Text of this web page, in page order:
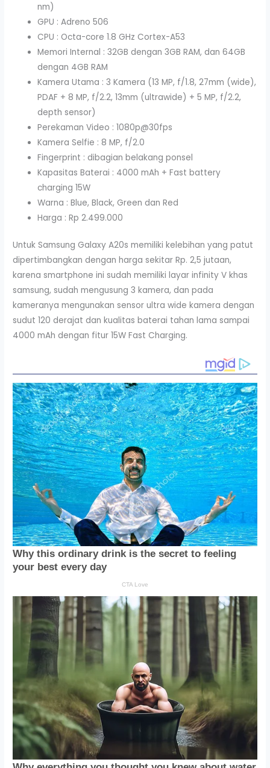
nm)
GPU : Adreno 506
CPU : Octa-core 1.8 GHz Cortex-A53
Memori Internal : 32GB dengan 3GB RAM, dan 64GB
dengan 4GB RAM
Kamera Utama : 3 Kamera (13 MP, f/1.8, 27mm (wide),
PDAF + 8 MP, f/2.2, 13mm (ultrawide) + 5 MP, f/2.2,
depth sensor)
Perekaman Video : 1080p@30fps
Kamera Selfie : 8 MP, f/2.0
Fingerprint : dibagian belakang ponsel
Kapasitas Baterai : 4000 mAh + Fast battery
charging 15W
Warna : Blue, Black, Green dan Red
Harga : Rp 2.499.000
Untuk Samsung Galaxy A20s memiliki kelebihan yang patut
dipertimbangkan dengan harga sekitar Rp. 2,5 jutaan,
karena smartphone ini sudah memiliki layar infinity V khas
samsung, sudah mengusung 3 kamera, dan pada
kameranya mengunakan sensor ultra wide kamera dengan
sudut 120 derajat dan kualitas baterai tahan lama sampai
4000 mAh dengan fitur 15W Fast Charging.